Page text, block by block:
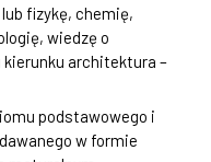
fizykę, chemię,
wiedzę o
kierunku architektura –
podstawowego i
w formie